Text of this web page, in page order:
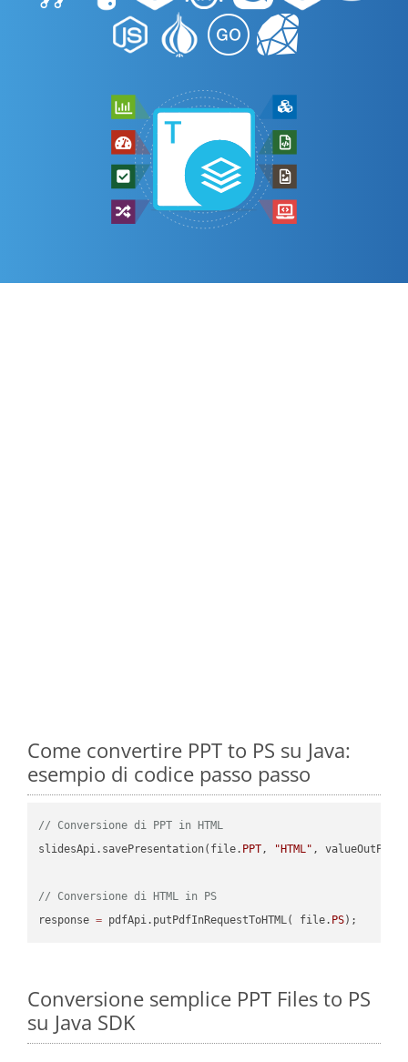
Come convertire PPT to PS su Java:
esempio di codice passo passo
// Conversione di PPT in HTML
slidesApi.savePresentation(file. PPT, "HTML" ,
// Conversione di HTML in PS
response = pdfApi.putPdfInRequestToHTML( file. PS
Conversione semplice PPT Files to PS
su Java SDK